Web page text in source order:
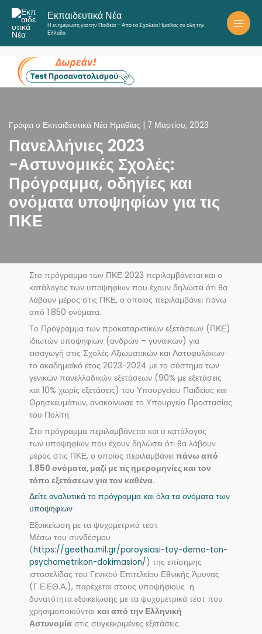
Μετάβαση
στο
περιεχόμενο
Εκπαιδευτικά Νέα
Η ενημέρωση για την Παιδεία – Από τα Σχολεία Ημαθίας σε όλη την
Ελλάδα
Γράφει ο Εκπαιδευτικά Νέα Ημαθίας 7 Μαρτίου, 2023
Πανελλήνιες 2023
-Αστυνομικές Σχολές:
Πρόγραμμα, οδηγίες και
ονόματα υποψηφίων για τις
ΠΚΕ
Στο πρόγραμμα των ΠΚΕ 2023 περιλαμβάνεται και ο
κατάλογος των υποψηφίων που έχουν δηλώσει ότι θα
λάβουν μέρος στις ΠΚΕ, ο οποίος περιλαμβάνει πάνω
από 1.850 ονόματα.
Tο Πρόγραμμα των προκαταρκτικών εξετάσεων (ΠΚΕ)
ιδιωτών υποψηφίων (ανδρών – γυναικών) για
εισαγωγή στις Σχολές Αξιωματικών και Αστυφυλάκων
το ακαδημαϊκό έτος 2023-2024 με το σύστημα των
γενικών πανελλαδικών εξετάσεων (90% με εξετάσεις
και 10% χωρίς εξετάσεις) του Υπουργείου Παιδείας και
Θρησκευμάτων, ανακοίνωσε το Υπουργείο Προστασίας
του Πολίτη.
Στο πρόγραμμα περιλαμβάνεται και ο κατάλογος
των υποψηφίων που έχουν δηλώσει ότι θα λάβουν
μέρος στις ΠΚΕ, ο οποίος περιλαμβάνει πάνω από
1.850 ονόματα, μαζί με τις ημερομηνίες και τον
τόπο εξετάσεων για τον καθένα.
Δείτε αναλυτικά το πρόγραμμα και όλα τα ονόματα των
υποψηφίων
Εξοικείωση με τα ψυχομετρικά τεστ
Μέσω του συνδέσμου
(https://geetha.mil.gr/paroysiasi-toy-demo-ton-
psychometrikon-dokimasion/ ) της επίσημης
ιστοσελίδας του Γενικού Επιτελείου Εθνικής Άμυνας
(Γ.Ε.ΕΘ.Α.), παρέχεται στους υποψήφιους η
δυνατότητα εξοικείωσης με τα ψυχομετρικά τέστ που
χρησιμοποιούνται και από την Ελληνική
Αστυνομία στις συγκεκριμένες εξετάσεις.